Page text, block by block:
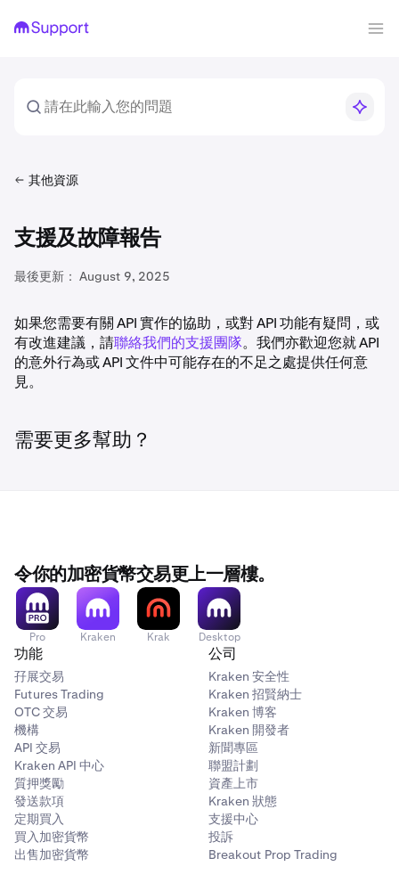
其他資源
支援及故障報告
最後更新： August 9, 2025
如果您需要有關 API 實作的協助，或對 API 功能有疑問，或
有改進建議，請聯絡我們的支援團隊。我們亦歡迎您就 API
的意外行為或 API 文件中可能存在的不足之處提供任何意
見。
需要更多幫助？
令你的加密貨幣交易更上一層樓。
Pro Kraken Krak Desktop
功能
孖展交易
Futures Trading
OTC 交易
機構
API 交易
Kraken API 中心
質押獎勵
發送款項
定期買入
買入加密貨幣
出售加密貨幣
公司
Kraken 安全性
Kraken 招賢納士
Kraken 博客
Kraken 開發者
新聞專區
聯盟計劃
資產上市
Kraken 狀態
支援中心
投訴
Breakout Prop Trading